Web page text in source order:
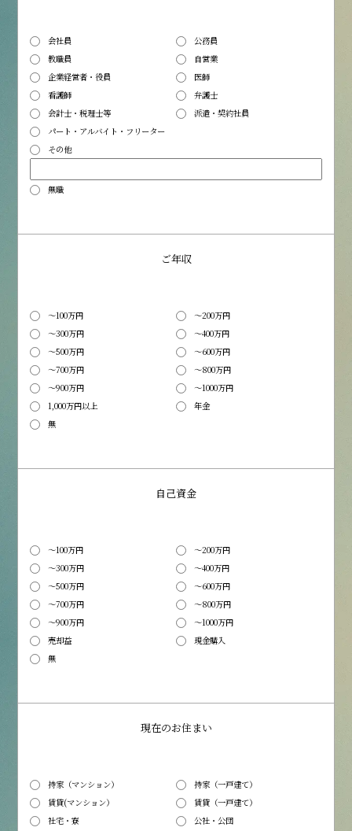
会社員
公務員
教職員
自営業
企業経営者・役員
医師
看護師
弁護士
会計士・税理士等
派遣・契約社員
パート・アルバイト・フリーター
その他
無職
ご年収
～100万円
～200万円
～300万円
～400万円
～500万円
～600万円
～700万円
～800万円
～900万円
～1000万円
1,000万円以上
年金
無
自己資金
～100万円
～200万円
～300万円
～400万円
～500万円
～600万円
～700万円
～800万円
～900万円
～1000万円
売却益
現金購入
無
現在のお住まい
持家（マンション）
持家（一戸建て）
賃貸(マンション）
賃貸（一戸建て）
社宅・寮
公社・公団